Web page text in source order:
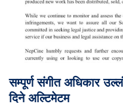
सम्पूर्ण संगीत अधिकार
दिने अल्टिमेटम